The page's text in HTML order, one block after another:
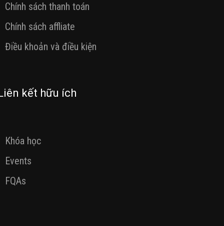
Chính sách thanh toán
Chính sách affliate
Điều khoản và điều kiện
kết hữu ích
Khóa học
Events
FQAs